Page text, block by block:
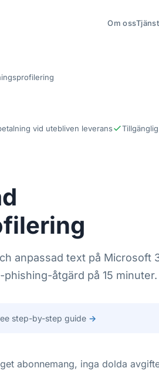
Om oss
vid utebliven leverans
anpassad text på Microsoft
åtgärd på 15 minuter.
step-by-step guide →
abonnemang, inga dolda